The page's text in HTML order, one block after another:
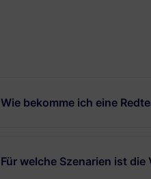
Wie bekomme ich eine
Für welche Szenarien ist